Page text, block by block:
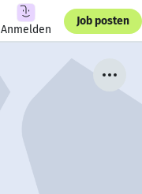
Anmelden
Job posten